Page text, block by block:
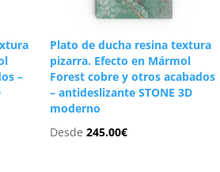
–
Plato de ducha resina textura
pizarra. Efecto en Mármol
Forest cobre y otros acabados
– antideslizante STONE 3D
moderno
Desde 245.00€